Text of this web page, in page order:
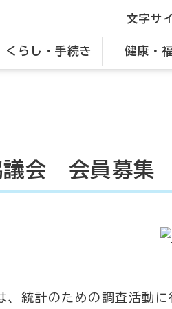
くらし・手続き 健康・
文字サ
議会 会員募集
、統計のための調査活動